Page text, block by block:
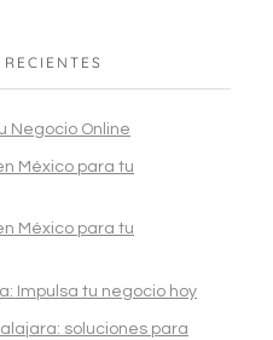
Negocio Online
México para tu
México para tu
Impulsa tu negocio hoy
soluciones para